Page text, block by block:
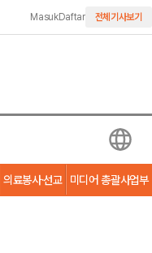
MasukDaftar 전체기사보기
의료봉사·선교 미디어 총괄사업부